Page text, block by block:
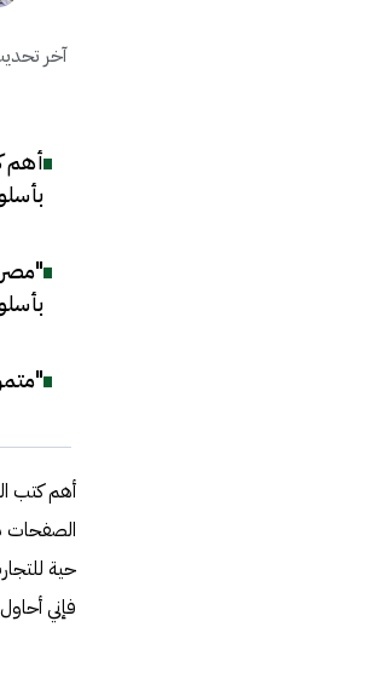
آخر
أهم
"مصر
أهم كتب
الصفحات
حية
فإني